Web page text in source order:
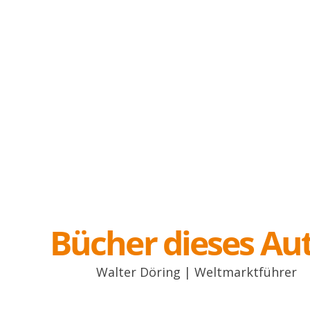
Walter Döring | Weltmarktführer
Bücher dieses